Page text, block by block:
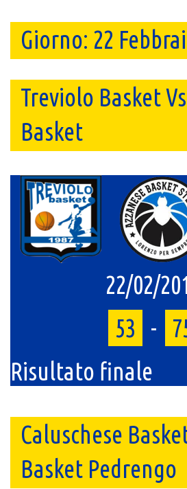
Giorno: 22
Treviolo Basket
Basket
22/02/
53
-
Risultato finale
Caluschese
Basket Pedrengo